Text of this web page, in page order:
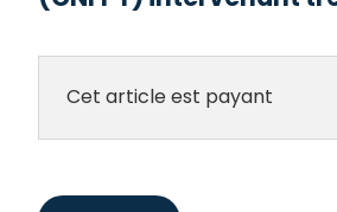
Cet article est payant